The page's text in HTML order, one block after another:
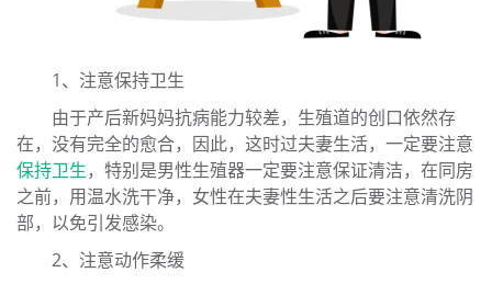
1、注意保持卫生
由于产后新妈妈抗病能力较差，生殖道的创口依然存
在， 没有完全的愈合，因此，这时过夫妻生活，一定要注意
保持卫生，特别是男性生殖器一定要注意保证清洁， 在同房
之前，用温水洗干净，女性在夫妻性生活之后要注意清洗阴
部，以免引发感染。
2、注意动作柔缓